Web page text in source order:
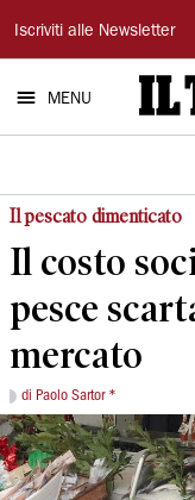
Il
Tirreno
Iscriviti alle Newsletter
MENU
Il pescato dimenticato
Il costo
pesce
mercato
di Paolo Sartor *